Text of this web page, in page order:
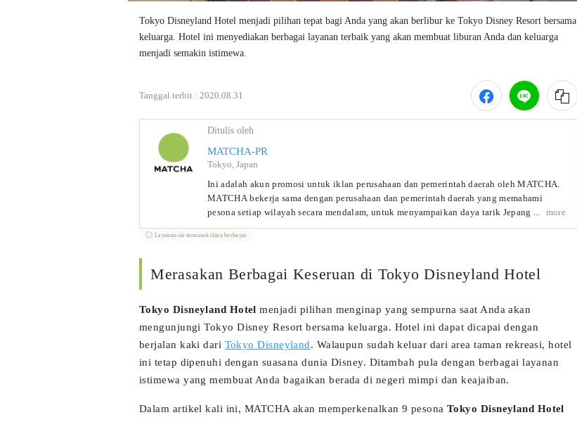
Tokyo Disneyland Hotel menjadi pilihan tepat bagi Anda yang akan berlibur ke Tokyo Disney Resort bersama
keluarga. Hotel ini menyediakan berbagai layanan terbaik yang akan membuat liburan Anda dan keluarga
menjadi semakin istimewa.
Tanggal terbit : 2020.08.31
Ditulis oleh
MATCHA-PR
Tokyo, Japan
Ini adalah akun promosi untuk iklan perusahaan dan pemerintah daerah oleh MATCHA.
MATCHA bekerja sama dengan perusahaan dan pemerintah daerah yang memahami
pesona setiap wilayah secara mendalam, untuk menyampaikan daya tarik Jepang yang
belum banyak diketahui kepada para pembaca! Artikel dibuat berdasarkan informasi
yang diperoleh dari pemerintah daerah dan perusahaan terkait.
more
Layanan ini termasuk iklan berbayar.
Merasakan Berbagai Keseruan di Tokyo Disneyland Hotel
Tokyo Disneyland Hotel menjadi pilihan menginap yang sempurna saat Anda akan
mengunjungi Tokyo Disney Resort bersama keluarga. Hotel ini dapat dicapai dengan
berjalan kaki dari Tokyo Disneyland. Walaupun sudah keluar dari area taman rekreasi, hotel
ini tetap dipenuhi dengan suasana dunia Disney. Ditambah pula dengan berbagai layanan
istimewa yang membuat Anda bagaikan berada di negeri mimpi dan keajaiban.
Dalam artikel kali ini, MATCHA akan memperkenalkan 9 pesona Tokyo Disneyland Hotel